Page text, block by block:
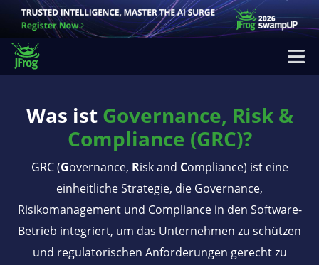
Was ist Governance, Risk &
Compliance (GRC)?
GRC (Governance, Risk and Compliance) ist eine
einheitliche Strategie, die Governance,
Risikomanagement und Compliance in den Software-
Betrieb integriert, um das Unternehmen zu schützen
und regulatorischen Anforderungen gerecht zu